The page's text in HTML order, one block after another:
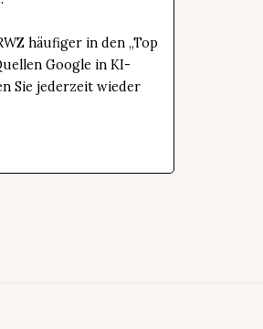
häufiger in den „Top
Google in KI-
Sie jederzeit wieder